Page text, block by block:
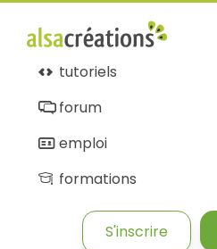
tutoriels
forum
emploi
formations
S'inscrire